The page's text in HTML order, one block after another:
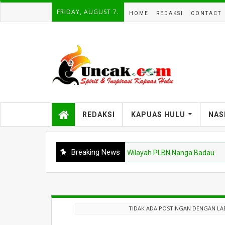
FRIDAY, AUGUST 7. HOME REDAKSI CONTACT
REDAKSI KAPUAS HULU
Breaking News
Tinjau Jalur Tidak Resmi di Wilayah PLBN Nanga Badau
TIDAK ADA POSTINGAN DENGAN